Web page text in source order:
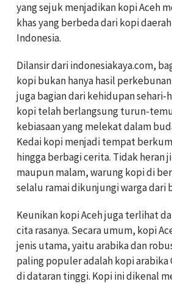
yang sejuk menjadikan kopi Aceh
khas yang berbeda dari kopi
Indonesia.
Dilansir dari indonesiakaya.com,
kopi bukan hanya hasil
juga bagian dari kehidupan sehari-
kopi telah berlangsung turun-
kebiasaan yang melekat dalam
Kedai kopi menjadi tempat
hingga berbagi cerita. Tidak heran
maupun malam, warung kopi di
selalu ramai dikunjungi warga dari
Keunikan kopi Aceh juga terlihat
cita rasanya. Secara umum, kopi
jenis utama, yaitu arabika dan
paling populer adalah kopi arabika
di dataran tinggi. Kopi ini dikenal